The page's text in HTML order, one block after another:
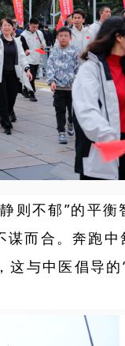
则不郁”的平
而合。奔跑
与中医倡导